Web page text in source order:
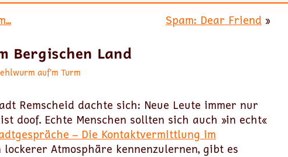
Spam: Dear Friend »
Bergischen Land
auf’m Turm
Remscheid dachte sich: Neue Leute immer nur
doof. Echte Menschen sollten sich auch »in echt«
– Die Kontaktvermittlung im
lockerer Atmosphäre kennenzulernen, gibt es